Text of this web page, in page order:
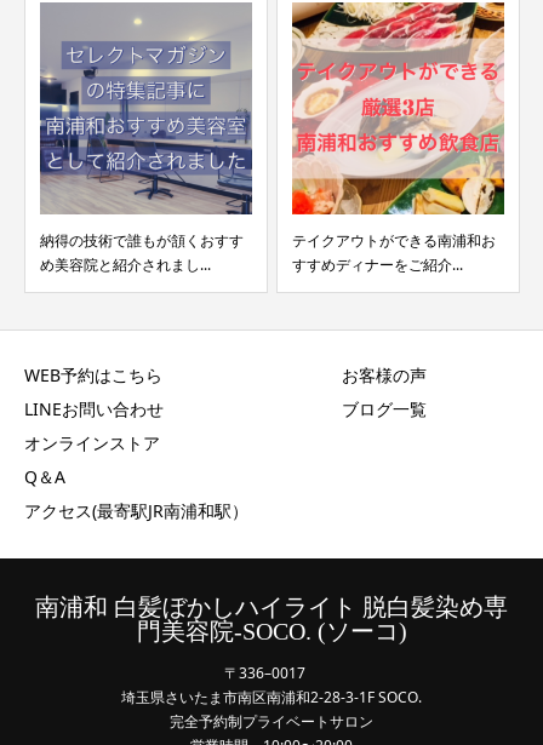
納得の技術で誰もが頷くおすす
め美容院と紹介されまし...
テイクアウトができる南浦和お
すすめディナーをご紹介...
WEB予約はこちら
LINEお問い合わせ
オンラインストア
Q＆A
アクセス(最寄駅JR南浦和駅）
お客様の声
ブログ一覧
南浦和 白髪ぼかしハイライト 脱白髪染め専
門美容院-SOCO. (ソーコ)
〒336–0017
埼玉県さいたま市南区南浦和2-28-3-1F SOCO.
完全予約制プライベートサロン